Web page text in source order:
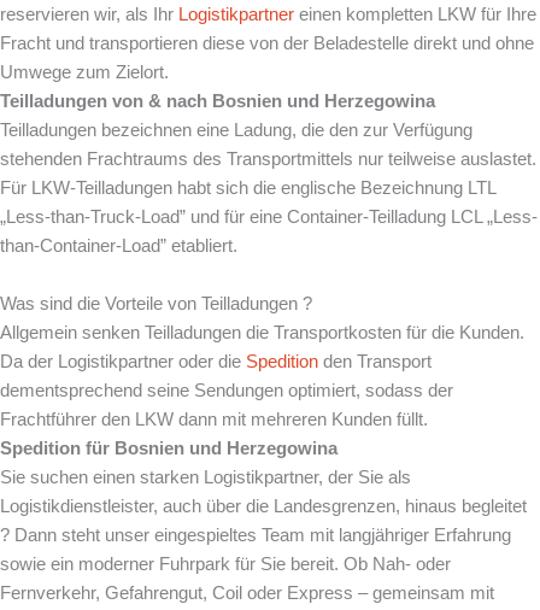
reservieren wir, als Ihr Logistikpartner einen kompletten LKW für Ihre
Fracht und transportieren diese von der Beladestelle direkt und ohne
Umwege zum Zielort.
Teilladungen von & nach Bosnien und Herzegowina
Teilladungen bezeichnen eine Ladung, die den zur Verfügung
stehenden Frachtraums des Transportmittels nur teilweise auslastet.
Für LKW-Teilladungen habt sich die englische Bezeichnung LTL
„Less-than-Truck-Load” und für eine Container-Teilladung LCL „Less-
than-Container-Load” etabliert.
Was sind die Vorteile von Teilladungen ?
Allgemein senken Teilladungen die Transportkosten für die Kunden.
Da der Logistikpartner oder die Spedition den Transport
dementsprechend seine Sendungen optimiert, sodass der
Frachtführer den LKW dann mit mehreren Kunden füllt.
Spedition für Bosnien und Herzegowina
Sie suchen einen starken Logistikpartner, der Sie als
Logistikdienstleister, auch über die Landesgrenzen, hinaus begleitet
? Dann steht unser eingespieltes Team mit langjähriger Erfahrung
sowie ein moderner Fuhrpark für Sie bereit. Ob Nah- oder
Fernverkehr, Gefahrengut, Coil oder Express – gemeinsam mit